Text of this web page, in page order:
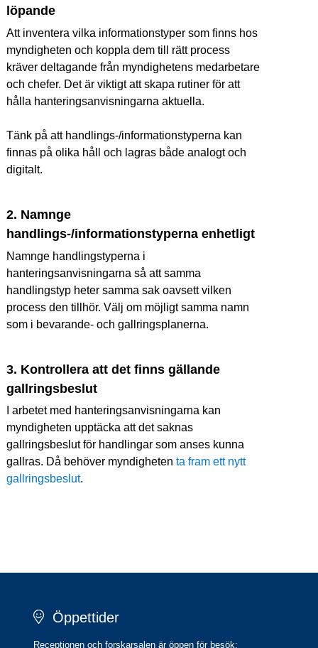
löpande
Att inventera vilka informationstyper som finns hos
myndigheten och koppla dem till rätt process
kräver deltagande från myndighetens medarbetare
och chefer. Det är viktigt att skapa rutiner för att
hålla hanteringsanvisningarna aktuella.
Tänk på att handlings-/informationstyperna kan
finnas på olika håll och lagras både analogt och
digitalt.
2. Namnge
handlings-/informationstyperna enhetligt
Namnge handlingstyperna i
hanteringsanvisningarna så att samma
handlingstyp heter samma sak oavsett vilken
process den tillhör. Välj om möjligt samma namn
som i bevarande- och gallringsplanerna.
3. Kontrollera att det finns gällande
gallringsbeslut
I arbetet med hanteringsanvisningarna kan
myndigheten upptäcka att det saknas
gallringsbeslut för handlingar som anses kunna
gallras. Då behöver myndigheten ta fram ett nytt
gallringsbeslut.
Öppettider
Receptionen och forskarsalen är öppen för besök: